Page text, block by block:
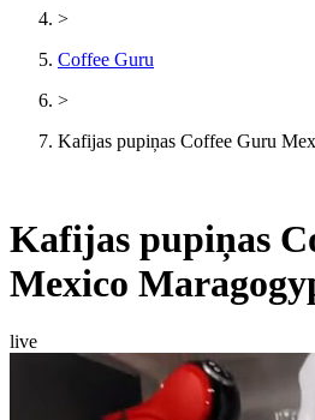
>
Coffee Guru
>
Kafijas pupiņas Coffee Guru
Kafijas pupiņas
Mexico
live